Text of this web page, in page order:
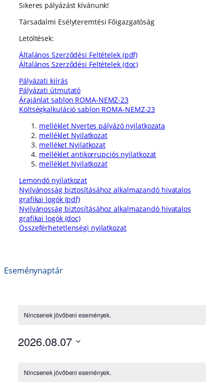
Sikeres pályázást kívánunk!
Társadalmi Esélyteremtési Főigazgatóság
Letöltések:
Általános Szerződési Feltételek (pdf)
Általános Szerződési Feltételek (doc)
Pályázati kiírás
Pályázati útmutató
Árajánlat sablon ROMA-NEMZ-23
Költségkalkuláció sablon ROMA-NEMZ-23
melléklet Nyertes pályázó nyilatkozata
melléklet Nyilatkozat
melléket Nyilatkozat
melléklet antikorrupciós nyilatkozat
melléklet Nyilatkozat
Lemondó nyilatkozat
Nyilvánosság biztosításához alkalmazandó hivatalos
grafikai logók (pdf)
Nyilvánosság biztosításához alkalmazandó hivatalos
grafikai logók (doc)
Összeférhetetlenségi nyilatkozat
Eseménynaptár